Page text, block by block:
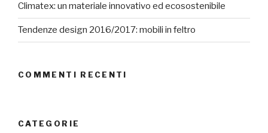
Climatex: un materiale innovativo ed ecosostenibile
Tendenze design 2016/2017: mobili in feltro
COMMENTI RECENTI
CATEGORIE